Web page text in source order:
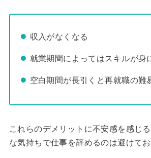
収入がなくなる
就業期間によってはスキルが身
空白期間が長引くと再就職の難
これらのデメリットに不安感を感じ
な気持ちで仕事を辞めるのは避けてお